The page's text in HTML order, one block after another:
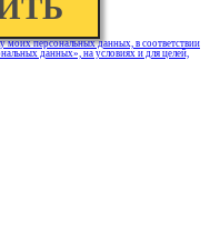
моих персональных данных, в соответствии
данных», на условиях и для целей,